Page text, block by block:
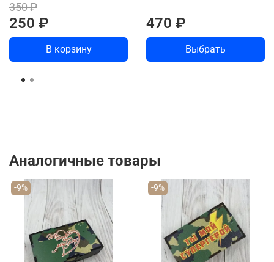
350 ₽
250 ₽
В корзину
470 ₽
Выбрать
Аналогичные товары
-9% -9%